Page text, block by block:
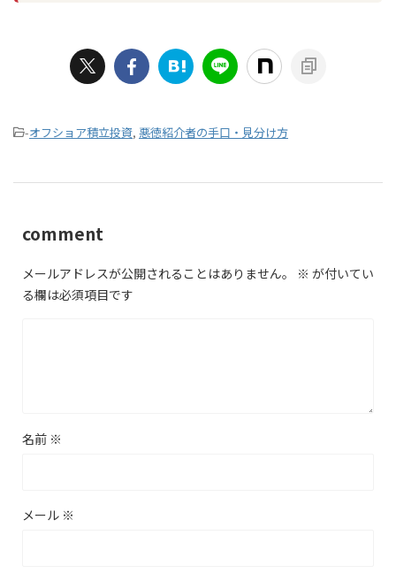
-オフショア積立投資, 悪徳紹介者の手口・見分け方
comment
メールアドレスが公開されることはありません。 ※ が付いてい
る欄は必須項目です
名前 ※
メール ※